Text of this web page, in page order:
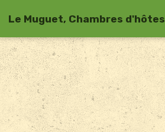
Le Muguet, Chambres d'hôtes